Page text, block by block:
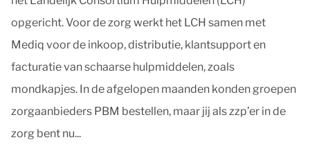
opgericht. Voor de zorg werkt het LCH samen met
Mediq voor de inkoop, distributie, klantsupport en
facturatie van schaarse hulpmiddelen, zoals
mondkapjes. In de afgelopen maanden konden groepen
zorgaanbieders PBM bestellen, maar jij als zzp’er in de
zorg bent nu...